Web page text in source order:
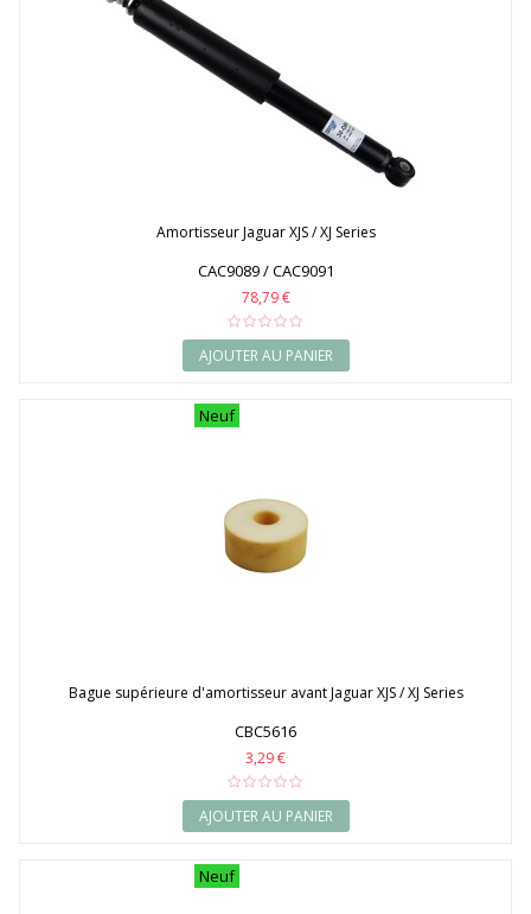
Amortisseur Jaguar XJS / XJ Series
CAC9089 / CAC9091
78,79 €
AJOUTER AU PANIER
Neuf
Bague supérieure d'amortisseur avant Jaguar XJS / XJ Series
CBC5616
3,29 €
AJOUTER AU PANIER
Neuf